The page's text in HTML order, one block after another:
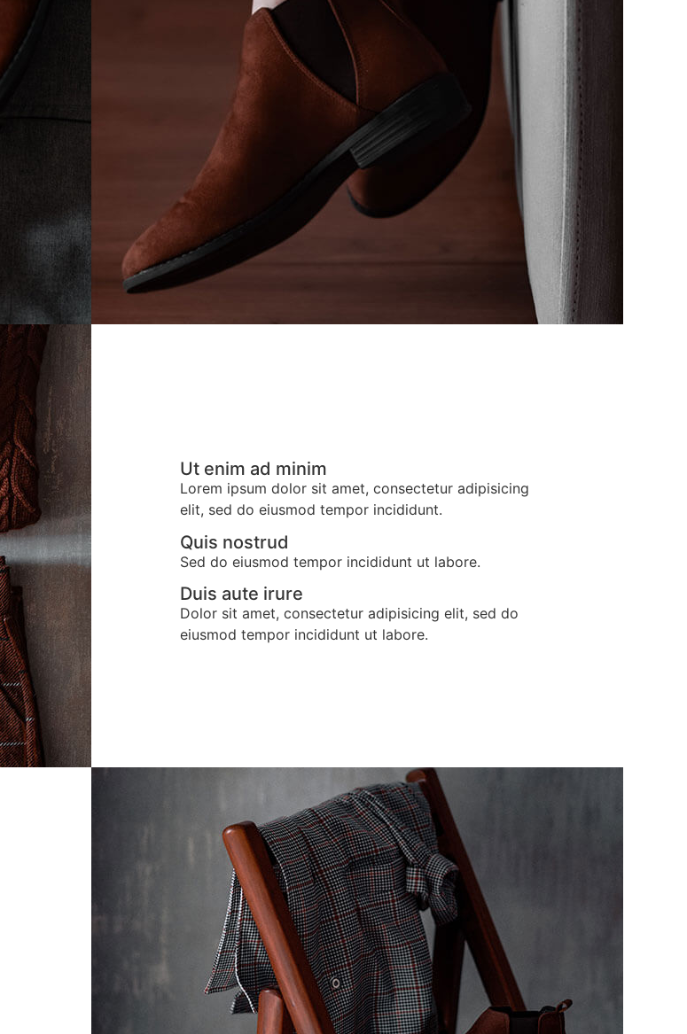
Ut enim ad minim
Lorem ipsum dolor sit amet, consectetur adipisicing
elit, sed do eiusmod tempor incididunt.
Quis nostrud
Sed do eiusmod tempor incididunt ut labore.
Duis aute irure
Dolor sit amet, consectetur adipisicing elit, sed do
eiusmod tempor incididunt ut labore.